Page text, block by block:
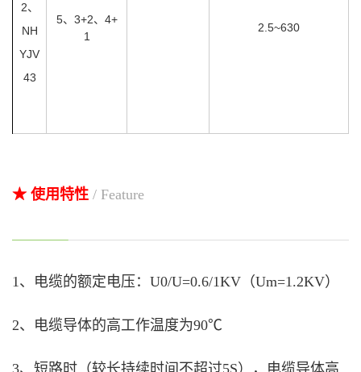
2、
NH
YJV
43
5、3+2、4+
1
2.5~630
★ 使用特性 / Feature
1、电缆的额定电压：U0/U=0.6/1KV（Um=1.2KV）
2、电缆导体的高工作温度为90℃
3、短路时（较长持续时间不超过5S），电缆导体高